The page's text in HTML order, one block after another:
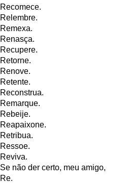
Recomece.
Relembre.
Remexa.
Renasça.
Recupere.
Retorne.
Renove.
Retente.
Reconstrua.
Remarque.
Rebeije.
Reapaixone.
Retribua.
Ressoe.
Reviva.
Se não der certo, meu amigo,
Re.